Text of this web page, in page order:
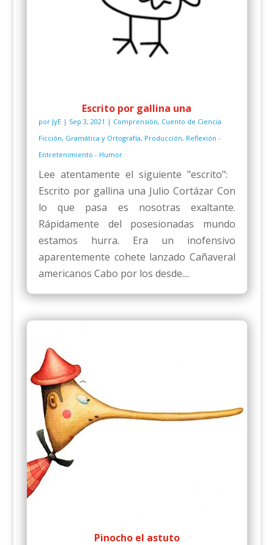
Escrito por gallina una
por JyE| Sep 3, 2021 | Comprensión, Cuento de Ciencia
Ficción, Gramática y Ortografía, Producción, Reflexión -
Entretenimiento - Humor
Lee atentamente el siguiente "escrito":
Escrito por gallina una Julio Cortázar Con
lo que pasa es nosotras exaltante.
Rápidamente del posesionadas mundo
estamos hurra. Era un inofensivo
aparentemente cohete lanzado Cañaveral
americanos Cabo por los desde....
Pinocho el astuto